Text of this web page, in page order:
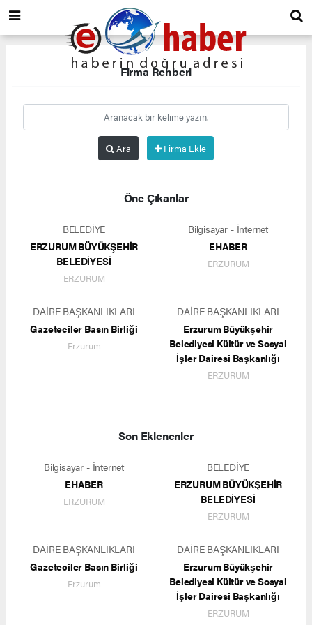
Firma Rehberi
Ara Firma Ekle
Öne Çıkanlar
BELEDİYE
ERZURUM BÜYÜKŞEHİR
BELEDİYESİ
ERZURUM
Bilgisayar - İnternet
EHABER
ERZURUM
DAİRE BAŞKANLIKLARI
Gazeteciler Basın Birliği
Erzurum
DAİRE BAŞKANLIKLARI
Erzurum Büyükşehir
Belediyesi Kültür ve Sosyal
İşler Dairesi Başkanlığı
ERZURUM
Son Eklenenler
Bilgisayar - İnternet
EHABER
ERZURUM
BELEDİYE
ERZURUM BÜYÜKŞEHİR
BELEDİYESİ
ERZURUM
DAİRE BAŞKANLIKLARI
Gazeteciler Basın Birliği
Erzurum
DAİRE BAŞKANLIKLARI
Erzurum Büyükşehir
Belediyesi Kültür ve Sosyal
İşler Dairesi Başkanlığı
ERZURUM